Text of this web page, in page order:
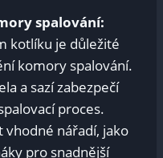
spalování:
kotlíku je důležité
komory spalování.
a sazí zabezpečí
proces.
vhodné nářadí, jako
pro snadnější